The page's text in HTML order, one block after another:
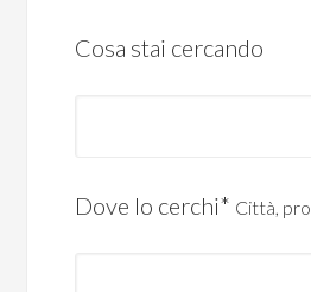
Cosa stai cercando
Dove lo cerchi* Città,